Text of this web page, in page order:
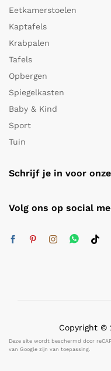
Eetkamerstoelen
Kaptafels
Krabpalen
Tafels
Opbergen
Spiegelkasten
Baby & Kind
Sport
Tuin
Schrijf je in voor
Volg ons op social
Copyright ©
Deze site wordt beschermd door
van Google zijn van toepassing.